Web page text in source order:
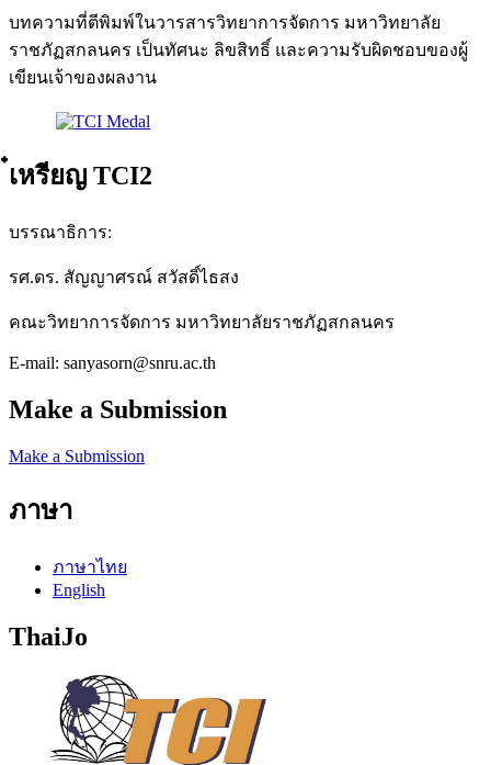
บทความที่ตีพิมพ์ในวารสารวิทยาการจัดการ มหาวิทยาลัย
ราชภัฏสกลนคร เป็นทัศนะ ลิขสิทธิ์ และความรับผิดชอบของผู้
เขียนเจ้าของผลงาน
๋เหรียญ TCI2
บรรณาธิการ:
รศ.ดร. สัญญาศรณ์ สวัสดิ์ไธสง
คณะวิทยาการจัดการ มหาวิทยาลัยราชภัฏสกลนคร
E-mail: sanyasorn@snru.ac.th
Make a Submission
Make a Submission
ภาษา
ภาษาไทย
English
ThaiJo